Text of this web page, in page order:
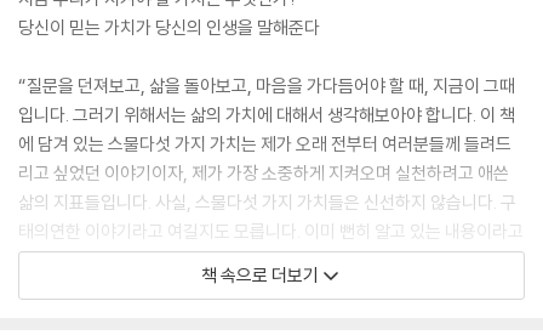
당신이 믿는 가치가 당신의 인생을 말해준다
“질문을 던져보고, 삶을 돌아보고, 마음을 가다듬어야 할 때, 지금이 그때
입니다. 그러기 위해서는 삶의 가치에 대해서 생각해보아야 합니다. 이 책
에 담겨 있는 스물다섯 가지 가치는 제가 오래 전부터 여러분들께 들려드
리고 싶었던 이야기이자, 제가 가장 소중하게 지켜오며 실천하려고 애쓴
삶의 지표들입니다. 사실, 스물다섯 가지 가치들은 신선하지 않습니다. 구
태의연한 이야기라고 여길지도 모릅니다. 이미 뻔히 알고 있는 내용이라고
우습게 넘기기도 쉽습니다. 그러나 우리가 다섯 살짜리 아이들도 알고 있
는 이 단어들을 제대로 활용하며 살고 있는지는 의문입니다. 부디 책이 소
책 속으로 더보기